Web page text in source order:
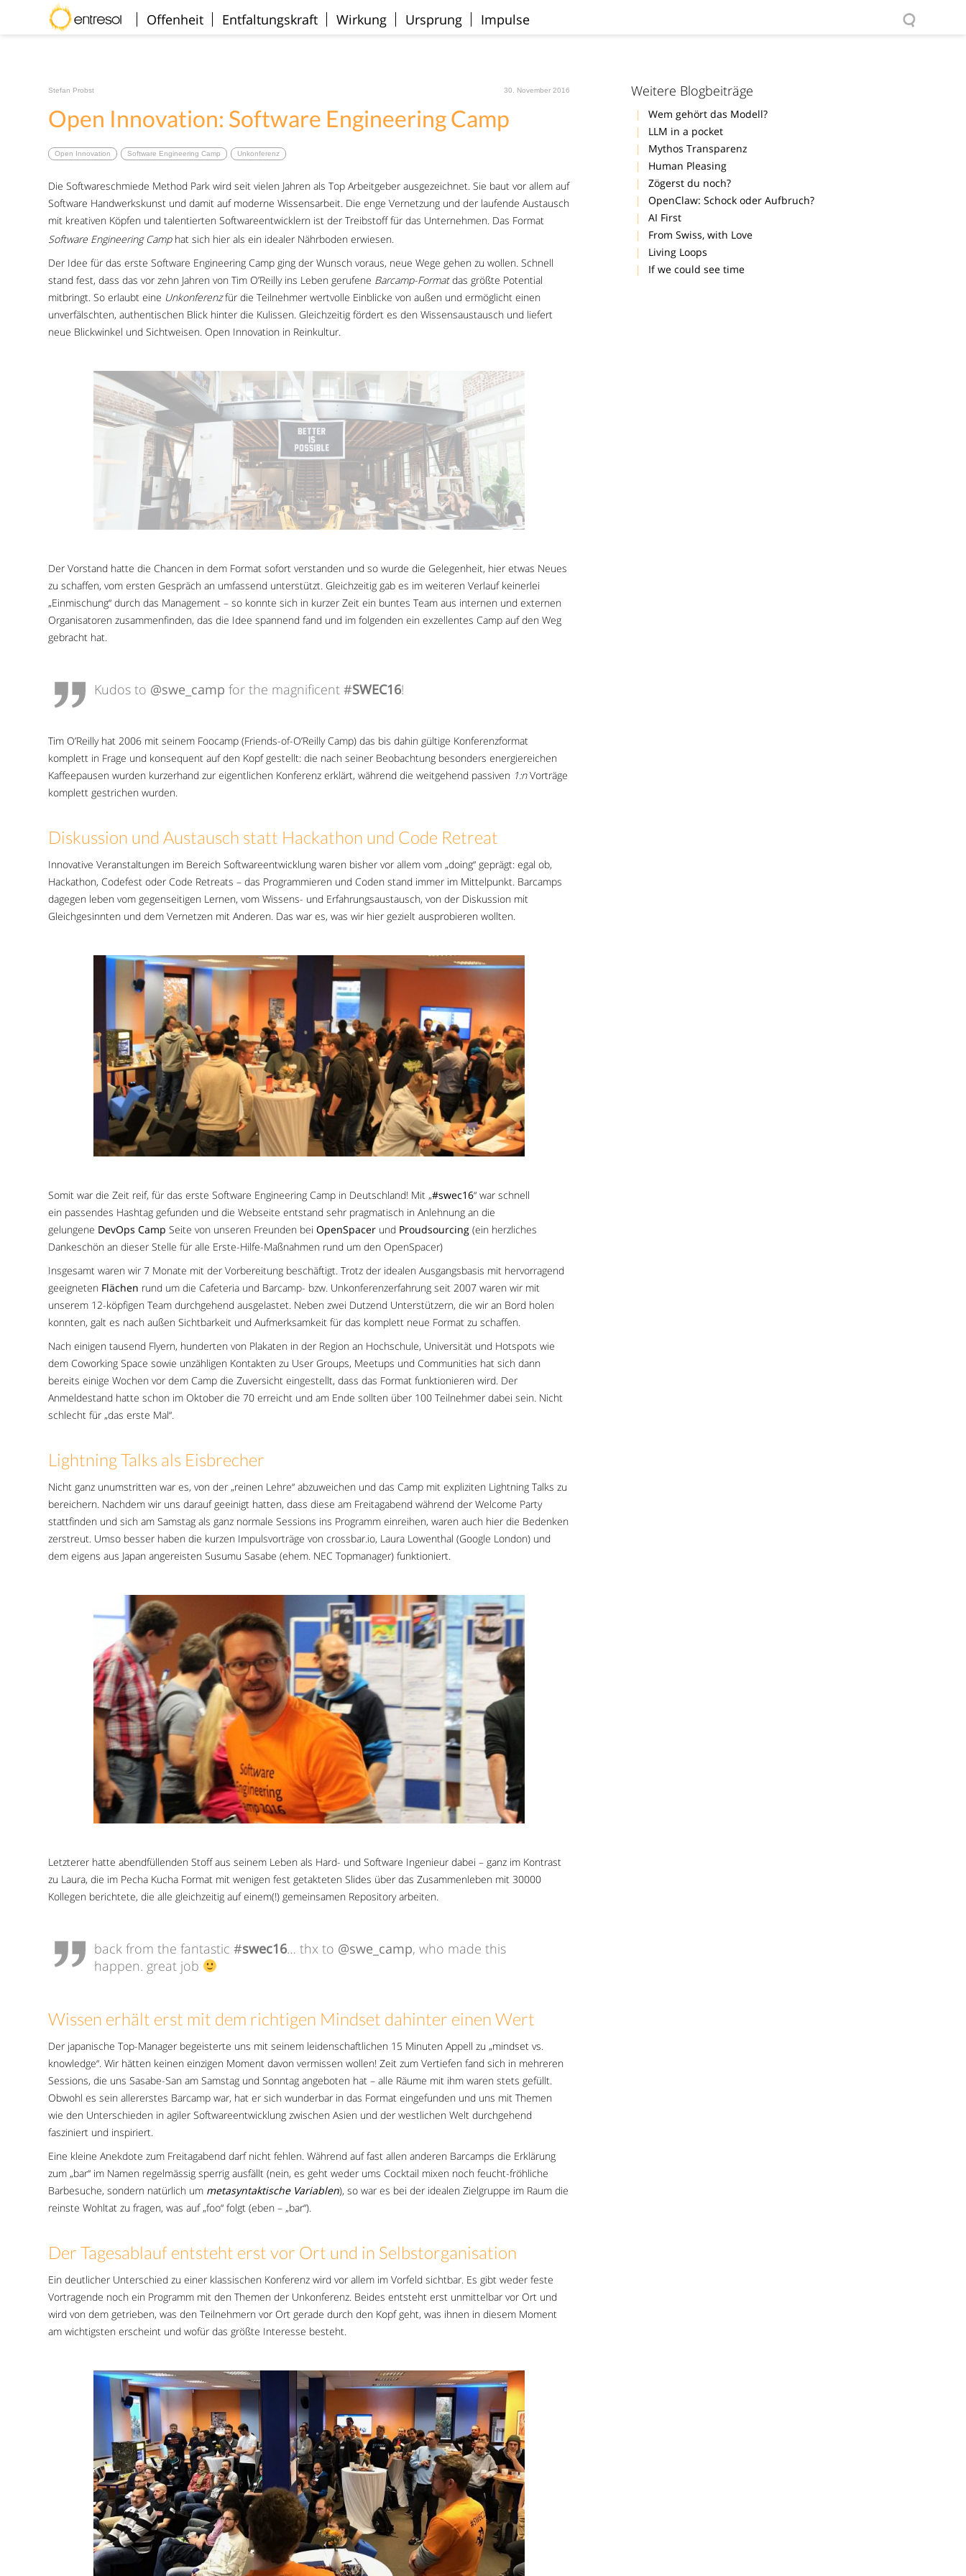
Willkommen
Offenheit Entfaltungskraft Wirkung Ursprung Impulse
Stefan Probst 30. November 2016
Open Innovation: Software Engineering Camp
Open Innovation Software Engineering Camp Unkonferenz
Die Softwareschmiede Method Park wird seit vielen Jahren als Top Arbeitgeber ausgezeichnet. Sie baut vor allem auf
Software Handwerkskunst und damit auf moderne Wissensarbeit. Die enge Vernetzung und der laufende Austausch
mit kreativen Köpfen und talentierten Softwareentwicklern ist der Treibstoff für das Unternehmen. Das Format
Software Engineering Camphat sich hier als ein idealer Nährboden erwiesen.
Der Idee für das erste Software Engineering Camp ging der Wunsch voraus, neue Wege gehen zu wollen. Schnell
stand fest, dass das vor zehn Jahren von Tim O’Reilly ins Leben gerufene Barcamp-Formatdas größte Potential
mitbringt. So erlaubt eine Unkonferenzfür die Teilnehmer wertvolle Einblicke von außen und ermöglicht einen
unverfälschten, authentischen Blick hinter die Kulissen. Gleichzeitig fördert es den Wissensaustausch und liefert
neue Blickwinkel und Sichtweisen. Open Innovation in Reinkultur.
Der Vorstand hatte die Chancen in dem Format sofort verstanden und so wurde die Gelegenheit, hier etwas Neues
zu schaffen, vom ersten Gespräch an umfassend unterstützt. Gleichzeitig gab es im weiteren Verlauf keinerlei
„Einmischung“ durch das Management – so konnte sich in kurzer Zeit ein buntes Team aus internen und externen
Organisatoren zusammenfinden, das die Idee spannend fand und im folgenden ein exzellentes Camp auf den Weg
gebracht hat.
Kudos to @swe_camp for the magnificent#SWEC16!
Tim O’Reilly hat 2006 mit seinem Foocamp (Friends-of-O’Reilly Camp) das bis dahin gültige Konferenzformat
komplett in Frage und konsequent auf den Kopf gestellt: die nach seiner Beobachtung besonders energiereichen
Kaffeepausen wurden kurzerhand zur eigentlichen Konferenz erklärt, während die weitgehend passiven 1:nVorträge
komplett gestrichen wurden.
Diskussion und Austausch statt Hackathon und Code Retreat
Innovative Veranstaltungen im Bereich Softwareentwicklung waren bisher vor allem vom „doing“ geprägt: egal ob,
Hackathon, Codefest oder Code Retreats – das Programmieren und Coden stand immer im Mittelpunkt. Barcamps
dagegen leben vom gegenseitigen Lernen, vom Wissens- und Erfahrungsaustausch, von der Diskussion mit
Gleichgesinnten und dem Vernetzen mit Anderen. Das war es, was wir hier gezielt ausprobieren wollten.
Somit war die Zeit reif, für das erste Software Engineering Camp in Deutschland! Mit „#swec16“ war schnell
ein passendes Hashtag gefunden und die Webseite entstand sehr pragmatisch in Anlehnung an die
gelungene DevOps Camp Seite von unseren Freunden beiOpenSpacer und Proudsourcing (ein herzliches
Dankeschön an dieser Stelle für alle Erste-Hilfe-Maßnahmen rund um den OpenSpacer)
Insgesamt waren wir 7 Monate mit der Vorbereitung beschäftigt. Trotz der idealen Ausgangsbasis mit hervorragend
geeigneten Flächen rund um die Cafeteria und Barcamp- bzw. Unkonferenzerfahrung seit 2007 waren wir mit
unserem 12-köpfigen Team durchgehend ausgelastet. Neben zwei Dutzend Unterstützern, die wir an Bord holen
konnten, galt es nach außen Sichtbarkeit und Aufmerksamkeit für das komplett neue Format zu schaffen.
Nach einigen tausend Flyern, hunderten von Plakaten in der Region an Hochschule, Universität und Hotspots wie
dem Coworking Space sowie unzähligen Kontakten zu User Groups, Meetups und Communities hat sich dann
bereits einige Wochen vor dem Camp die Zuversicht eingestellt, dass das Format funktionieren wird. Der
Anmeldestand hatte schon im Oktober die 70 erreicht und am Ende sollten über 100 Teilnehmer dabei sein. Nicht
schlecht für „das erste Mal“.
Lightning Talks als Eisbrecher
Nicht ganz unumstritten war es, von der „reinen Lehre“ abzuweichen und das Camp mit expliziten Lightning Talks zu
bereichern. Nachdem wir uns darauf geeinigt hatten, dass diese am Freitagabend während der Welcome Party
stattfinden und sich am Samstag als ganz normale Sessions ins Programm einreihen, waren auch hier die Bedenken
zerstreut. Umso besser haben die kurzen Impulsvorträge von crossbar.io, Laura Lowenthal (Google London) und
dem eigens aus Japan angereisten Susumu Sasabe (ehem. NEC Topmanager) funktioniert.
Letzterer hatte abendfüllenden Stoff aus seinem Leben als Hard- und Software Ingenieur dabei – ganz im Kontrast
zu Laura, die im Pecha Kucha Format mit wenigen fest getakteten Slides über das Zusammenleben mit 30000
Kollegen berichtete, die alle gleichzeitig auf einem(!) gemeinsamen Repository arbeiten.
back from the fantastic#swec16… thx to @swe_camp, who made this
happen. great job
Wissen erhält erst mit dem richtigen Mindset dahinter einen Wert
Der japanische Top-Manager begeisterte uns mit seinem leidenschaftlichen 15 Minuten Appell zu „mindset vs.
knowledge“. Wir hätten keinen einzigen Moment davon vermissen wollen! Zeit zum Vertiefen fand sich in mehreren
Sessions, die uns Sasabe-San am Samstag und Sonntag angeboten hat – alle Räume mit ihm waren stets gefüllt.
Obwohl es sein allererstes Barcamp war, hat er sich wunderbar in das Format eingefunden und uns mit Themen
wie den Unterschieden in agiler Softwareentwicklung zwischen Asien und der westlichen Welt durchgehend
fasziniert und inspiriert.
Eine kleine Anekdote zum Freitagabend darf nicht fehlen. Während auf fast allen anderen Barcamps die Erklärung
zum „bar“ im Namen regelmässig sperrig ausfällt (nein, es geht weder ums Cocktail mixen noch feucht-fröhliche
Barbesuche, sondern natürlich um metasyntaktische Variablen), so war es bei der idealen Zielgruppe im Raum die
reinste Wohltat zu fragen, was auf „foo“ folgt (eben – „bar“).
Der Tagesablauf entsteht erst vor Ort und in Selbstorganisation
Ein deutlicher Unterschied zu einer klassischen Konferenz wird vor allem im Vorfeld sichtbar. Es gibt weder feste
Vortragende noch ein Programm mit den Themen der Unkonferenz. Beides entsteht erst unmittelbar vor Ort und
wird von dem getrieben, was den Teilnehmern vor Ort gerade durch den Kopf geht, was ihnen in diesem Moment
am wichtigsten erscheint und wofür das größte Interesse besteht.
Weitere Blogbeiträge
Wem gehört das Modell?
LLM in a pocket
Mythos Transparenz
Human Pleasing
Zögerst du noch?
OpenClaw: Schock oder Aufbruch?
AI First
From Swiss, with Love
Living Loops
If we could see time